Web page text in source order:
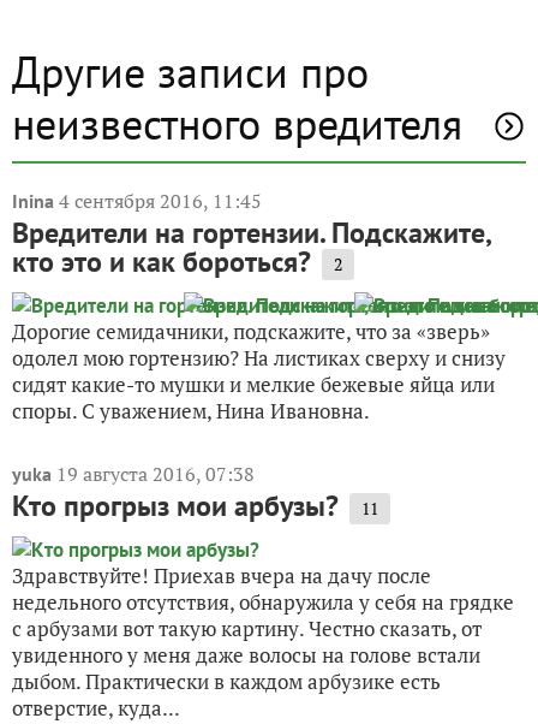
Другие записи про
неизвестного вредителя
Inina 4 сентября 2016, 11:45
Вредители на гортензии. Подскажите,
кто это и как бороться? 2
Дорогие семидачники, подскажите, что за «зверь»
одолел мою гортензию? На листиках сверху и снизу
сидят какие-то мушки и мелкие бежевые яйца или
споры. С уважением, Нина Ивановна.
yuka 19 августа 2016, 07:38
Кто прогрыз мои арбузы? 11
Здравствуйте! Приехав вчера на дачу после
недельного отсутствия, обнаружила у себя на грядке
с арбузами вот такую картину. Честно сказать, от
увиденного у меня даже волосы на голове встали
дыбом. Практически в каждом арбузике есть
отверстие, куда...